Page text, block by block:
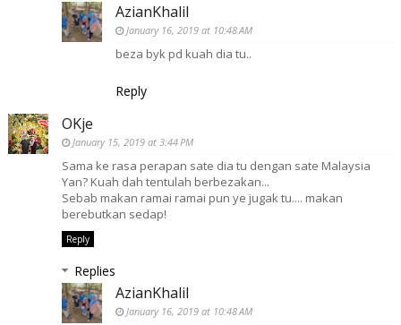
AzianKhalil
January 16, 2019 at 10:48 AM
beza byk pd kuah dia tu..
Reply
OKje
January 15, 2019 at 3:44 PM
Sama ke rasa perapan sate dia tu dengan sate Malaysia
Yan? Kuah dah tentulah berbezakan...
Sebab makan ramai ramai pun ye jugak tu.... makan
berebutkan sedap!
Reply
Replies
AzianKhalil
January 16, 2019 at 10:48 AM